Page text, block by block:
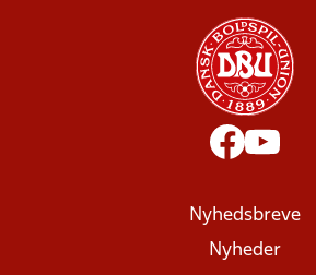
Nyhedsbreve
Nyheder